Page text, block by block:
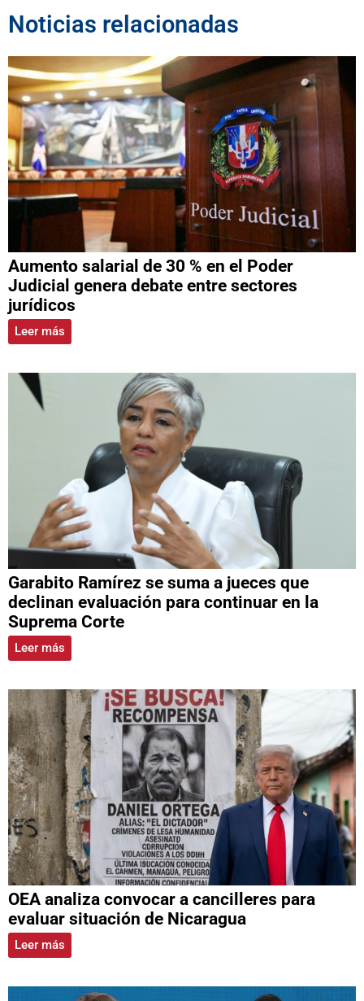
Noticias relacionadas
Aumento salarial de 30 % en el Poder
Judicial genera debate entre sectores
jurídicos
Leer más
Garabito Ramírez se suma a jueces que
declinan evaluación para continuar en la
Suprema Corte
Leer más
OEA analiza convocar a cancilleres para
evaluar situación de Nicaragua
Leer más